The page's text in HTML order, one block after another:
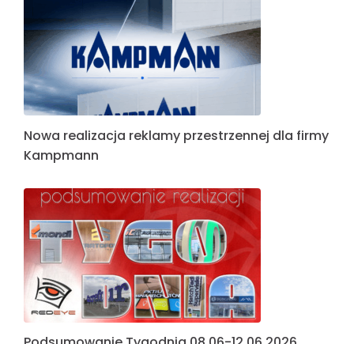
Nowa realizacja reklamy przestrzennej dla firmy
Kampmann